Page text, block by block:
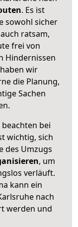
. Es ist
sowohl sicher
ratsam,
frei von
Hindernissen
wir
die Planung,
Sachen
bei
wichtig, sich
des Umzugs
, um
verläuft.
kann ein
nach
werden und